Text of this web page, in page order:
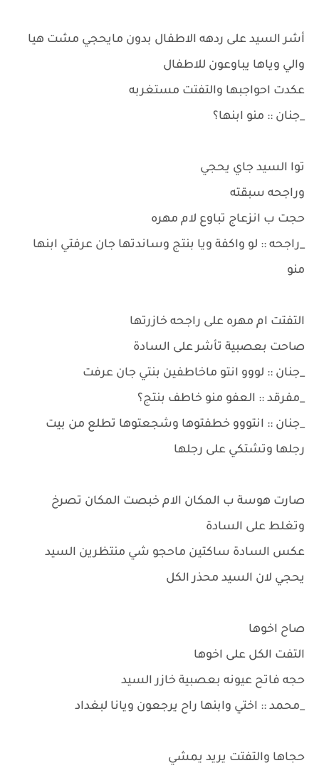
أشر السيد على ردهه الاطفال بدون مايحجي مشت هيا
والي وياها يباوعون للاطفال
عكدت احواجبها والتفتت مستغربه
_جنان :: منو ابنها؟
توا السيد جاي يحجي
وراجحه سبقته
حجت ب انزعاج تباوع لام مهره
_راجحه :: لو واكفة ويا بنتج وساندتها جان عرفتي ابنها
منو
التفتت ام مهره على راجحه خازرتها
صاحت بعصبية تأشر على السادة
_جنان :: لووو انتو ماخاطفين بنتي جان عرفت
_مفرقد :: العفو منو خاطف بنتج؟
_جنان :: انتووو خطفتوها وشجعتوها تطلع من بيت
رجلها وتشتكي على رجلها
صارت هوسة ب المكان الام خبصت المكان تصرخ
وتغلط على السادة
عكس السادة ساكتين ماحجو شي منتظرين السيد
يحجي لان السيد محذر الكل
صاح اخوها
التفت الكل على اخوها
حجه فاتح عيونه بعصبية خازر السيد
_محمد :: اختي وابنها راح يرجعون ويانا لبغداد
حجاها والتفتت يريد يمشي